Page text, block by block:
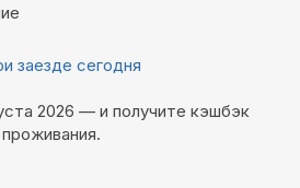
заезде сегодня
2026 — и получите кэшбэк